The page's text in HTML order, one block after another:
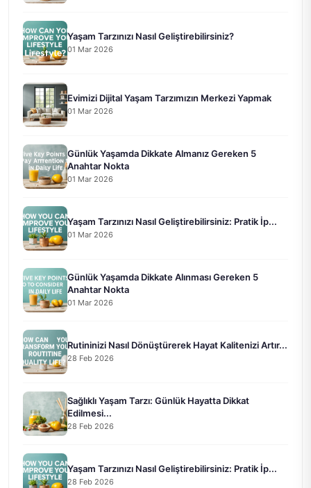
Yaşam Tarzınızı Nasıl Geliştirebilirsiniz?
01 Mar 2026
Evimizi Dijital Yaşam Tarzımızın Merkezi Yapmak
01 Mar 2026
Günlük Yaşamda Dikkate Almanız Gereken 5
Anahtar Nokta
01 Mar 2026
Yaşam Tarzınızı Nasıl Geliştirebilirsiniz: Pratik İp...
01 Mar 2026
Günlük Yaşamda Dikkate Alınması Gereken 5
Anahtar Nokta
01 Mar 2026
Rutininizi Nasıl Dönüştürerek Hayat Kalitenizi Artır...
28 Feb 2026
Sağlıklı Yaşam Tarzı: Günlük Hayatta Dikkat
Edilmesi...
28 Feb 2026
Yaşam Tarzınızı Nasıl Geliştirebilirsiniz: Pratik İp...
28 Feb 2026